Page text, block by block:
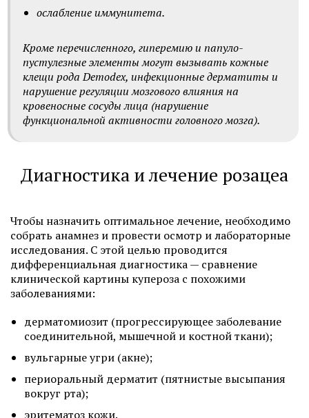
ослабление иммунитета.
Кроме перечисленного, гиперемию и папуло-
пустулезные элементы могут вызывать кожные
клещи рода Demodex, инфекционные дерматиты и
нарушение регуляции мозгового влияния на
кровеносные сосуды лица (нарушение
функциональной активности головного мозга).
Диагностика и лечение розацеа
Чтобы назначить оптимальное лечение, необходимо
собрать анамнез и провести осмотр и лабораторные
исследования. С этой целью проводится
дифференциальная диагностика — сравнение
клинической картины купероза с похожими
заболеваниями:
дерматомиозит (прогрессирующее заболевание
соединительной, мышечной и костной ткани);
вульгарные угри (акне);
периоральный дерматит (пятнистые высыпания
вокруг рта);
эритематоз кожи.